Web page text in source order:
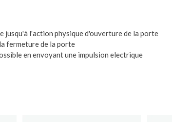
jusqu'à l'action physique d'ouverture de la porte
fermeture de la porte
en envoyant une impulsion electrique